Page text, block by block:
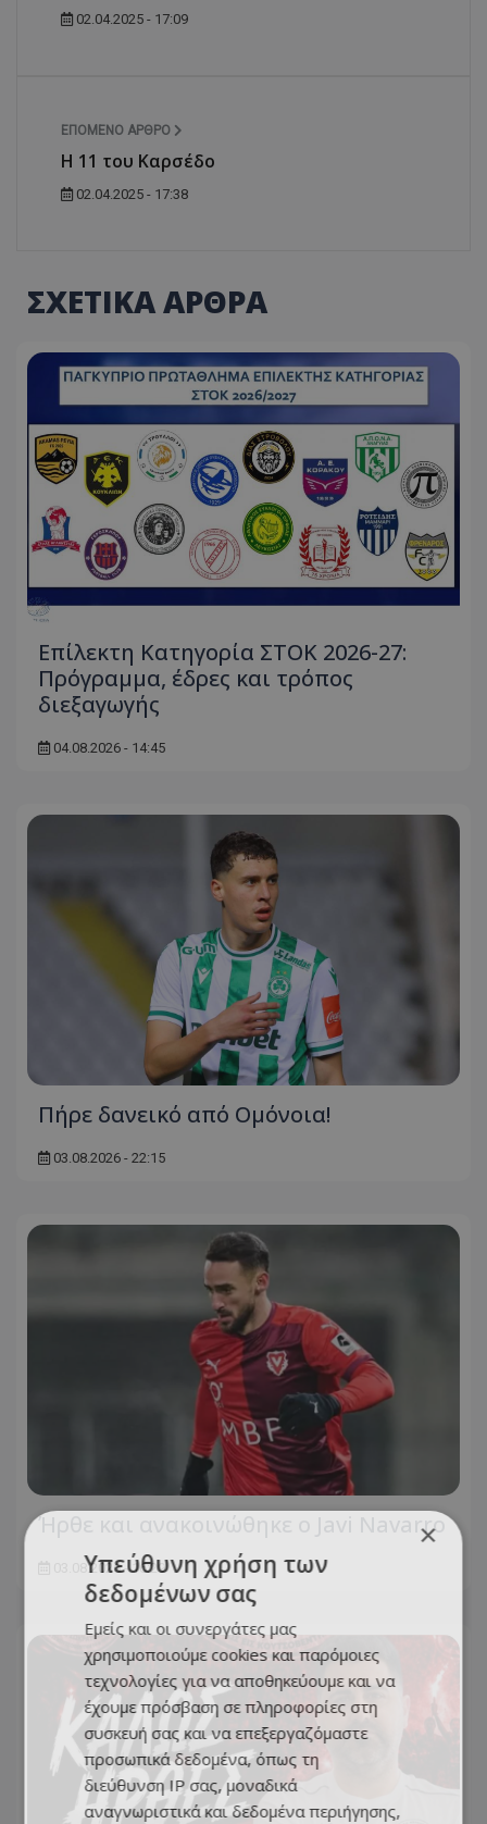
02.04.2025 - 17:09
ΕΠΌΜΕΝΟ ΆΡΘΡΟ
Η 11 του Καρσέδο
02.04.2025 - 17:38
ΣΧΕΤΙΚΑ ΑΡΘΡΑ
Επίλεκτη Κατηγορία ΣΤΟΚ 2026-27:
Πρόγραμμα, έδρες και τρόπος
διεξαγωγής
04.08.2026 - 14:45
Πήρε δανεικό από Ομόνοια!
03.08.2026 - 22:15
Ήρθε και ανακοινώθηκε ο Javi Navarro
03.08.2026 - 16:29
×
Υπεύθυνη χρήση των
δεδομένων σας
Εμείς και οι συνεργάτες μας
χρησιμοποιούμε cookies και παρόμοιες
τεχνολογίες για να αποθηκεύουμε και να
έχουμε πρόσβαση σε πληροφορίες στη
συσκευή σας και να επεξεργαζόμαστε
προσωπικά δεδομένα, όπως τη
διεύθυνση IP σας, μοναδικά
αναγνωριστικά και δεδομένα περιήγησης,